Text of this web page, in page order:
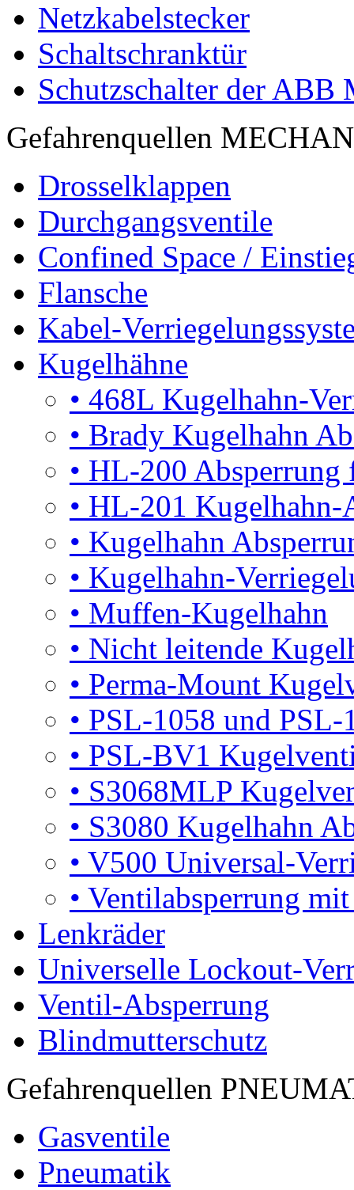
Netzkabelstecker
Schaltschranktür
Schutzschalter der ABB
Gefahrenquellen
Drosselklappen
Durchgangsventile
Confined Space /
Flansche
Kabel-
Kugelhähne
• 468L Kugelhahn-
• Brady Kugelhahn
• HL-200 Absperrung
• HL-201 Kugelhahn-
• Kugelhahn
• Kugelhahn-
• Muffen-Kugelhahn
• Nicht leitende
• Perma-Mount
• PSL-1058 und PSL-
• PSL-BV1
• S3068MLP
• S3080 Kugelhahn
• V500 Universal-
• Ventilabsperrung
Lenkräder
Universelle Lockout-
Ventil-Absperrung
Blindmutterschutz
Gefahrenquellen
Gasventile
Pneumatik